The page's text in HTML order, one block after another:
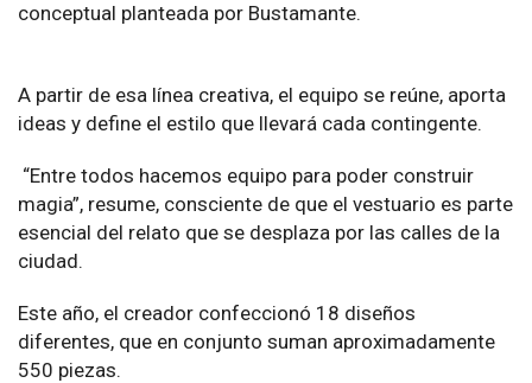
conceptual planteada por Bustamante.
A partir de esa línea creativa, el equipo se reúne, aporta
ideas y define el estilo que llevará cada contingente.
“Entre todos hacemos equipo para poder construir
magia”, resume, consciente de que el vestuario es parte
esencial del relato que se desplaza por las calles de la
ciudad.
Este año, el creador confeccionó 18 diseños
diferentes, que en conjunto suman aproximadamente
550 piezas.